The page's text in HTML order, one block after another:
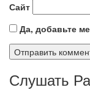
Сайт
Да, добавьте
Слушать